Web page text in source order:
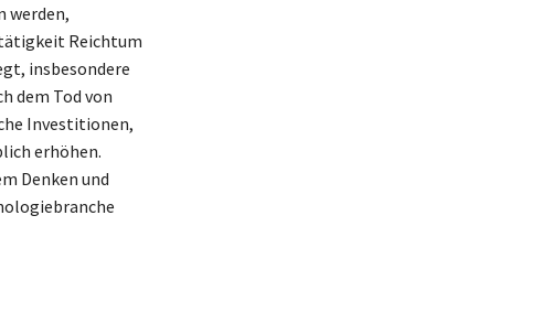
werden,
Reichtum
insbesondere
dem Tod von
Investitionen,
erhöhen.
Denken und